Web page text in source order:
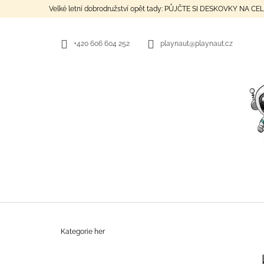
Velké letní dobrodružství opět tady: PŮJČTE SI DESKOVKY NA
+420 606 604 252 playnaut@playnaut.cz
Domů
Kategorie her
O